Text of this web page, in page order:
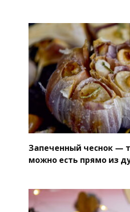
Запеченный чеснок —
можно есть прямо из